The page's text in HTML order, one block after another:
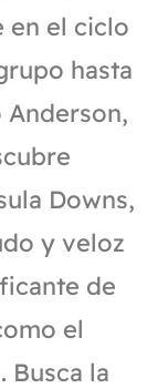
en el ciclo
hasta
Downs,
y veloz
de
el
Busca la